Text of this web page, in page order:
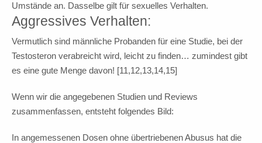
Umstände an. Dasselbe gilt für sexuelles Verhalten.
Aggressives Verhalten:
Vermutlich sind männliche Probanden für eine Studie, bei der
Testosteron verabreicht wird, leicht zu finden… zumindest gibt
es eine gute Menge davon! [11,12,13,14,15]
Wenn wir die angegebenen Studien und Reviews
zusammenfassen, entsteht folgendes Bild:
In angemessenen Dosen ohne übertriebenen Abusus hat die